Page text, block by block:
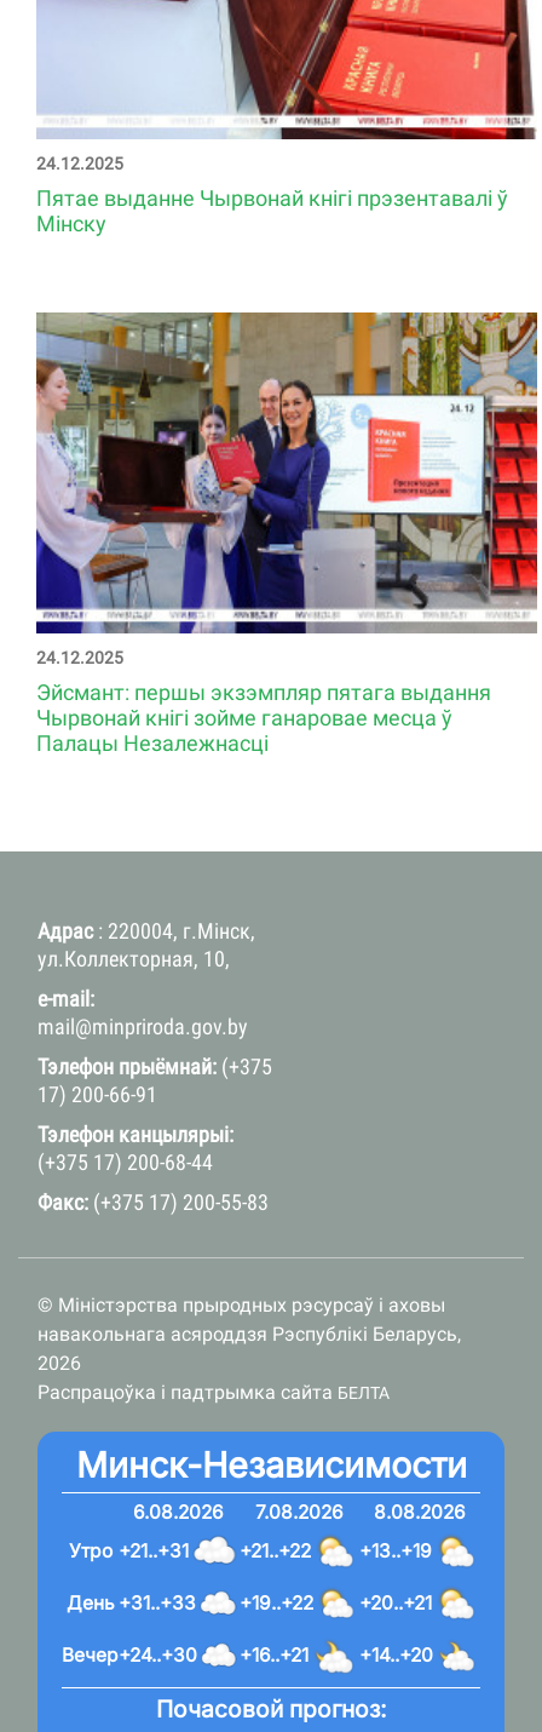
24.12.2025
Пятае выданне Чырвонай кнігі прэзентавалі ў
Мінску
24.12.2025
Эйсмант: першы экзэмпляр пятага выдання
Чырвонай кнігі зойме ганаровае месца ў
Палацы Незалежнасці
Адрас: 220004, г.Мінск,
ул.Коллекторная, 10,
e-mail:
mail@minpriroda.gov.by
Тэлефон прыёмнай: (+375
17) 200-66-91
Тэлефон канцылярыі:
(+375 17) 200-68-44
Факс: (+375 17) 200-55-83
© Міністэрства прыродных рэсурсаў і аховы
навакольнага асяроддзя Рэспублікі Беларусь,
2026
Распрацоўка і падтрымка сайта БЕЛТА
Минск-Независимости
6.08.2026
+21..+31
+31..+33
+24..+30
7.08.2026
+21..+22
+19..+22
+16..+21
8.08.2026
+13..+19
+20..+21
+14..+20
Вечер
День
Утро
Почасовой прогноз: